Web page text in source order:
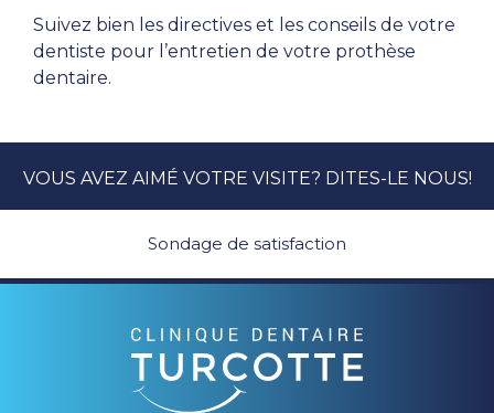
Suivez bien les directives et les conseils de votre
dentiste pour l’entretien de votre prothèse
dentaire.
VOUS AVEZ AIMÉ VOTRE VISITE? DITES-LE NOUS!
Sondage de satisfaction